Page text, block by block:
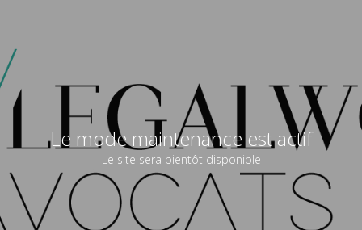
Le mode maintenance est actif
Le site sera bientôt disponible